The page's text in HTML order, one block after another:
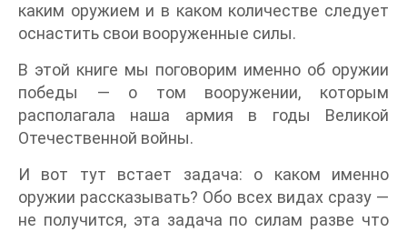
каким оружием и в каком количестве следует
оснастить свои вооруженные силы.
В этой книге мы поговорим именно об оружии
победы — о том вооружении, которым
располагала наша армия в годы Великой
Отечественной войны.
И вот тут встает задача: о каком именно
оружии рассказывать? Обо всех видах сразу —
не получится, эта задача по силам разве что